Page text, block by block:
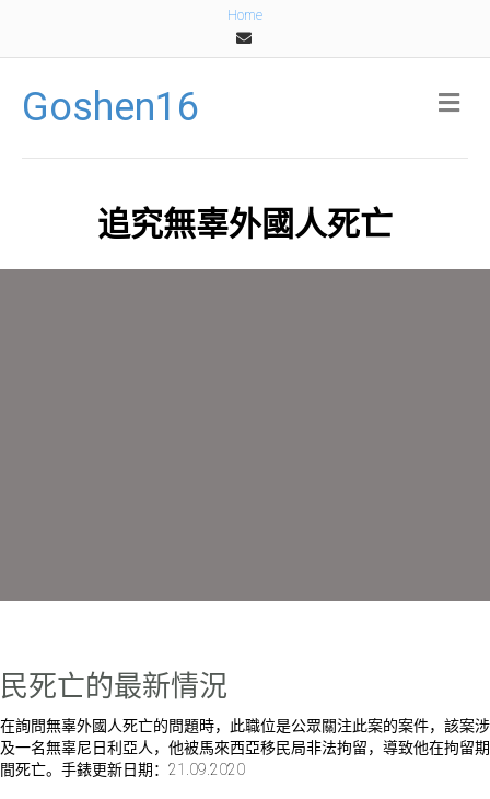
Home
Email
Goshen16
追究無辜外國人死亡
民死亡的最新情況
在詢問無辜外國人死亡的問題時，此職位是公眾關注此案的案件，該案涉
及一名無辜尼日利亞人，他被馬來西亞移民局非法拘留，導致他在拘留期
間死亡。手錶更新日期：21.09.2020